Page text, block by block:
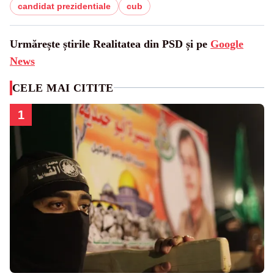
candidat prezidentiale
cub
Urmărește știrile Realitatea din PSD și pe Google
News
CELE MAI CITITE
1